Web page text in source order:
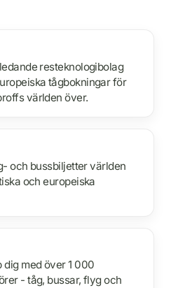
resteknologibolag
tågbokningar för
världen över.
och bussbiljetter världen
och europeiska
dig med över 1 000
- tåg, bussar, flyg och